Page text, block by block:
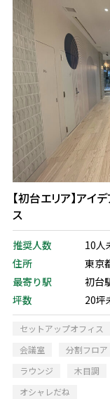
【初台エリア】アイ
ス
推奨人数
10人
住所
東京
最寄り駅
初台
坪数
20坪
セットアップオフィス
会議室
分割フロア
ラウンジ
木目調
オシャレだね